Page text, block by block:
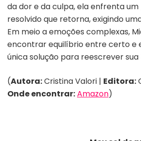
da dor e da culpa, ela enfrenta um
resolvido que retorna, exigindo
Em meio a emoções complexas,
encontrar equilíbrio entre certo e
única solução para reescrever
(Autora:Cristina Valori | Editora:
Onde encontrar:Amazon)